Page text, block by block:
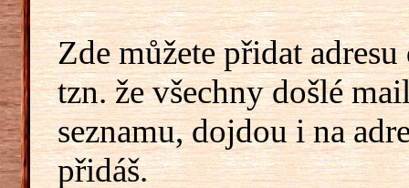
Zde můžete přidat
tzn. že všechny došlé
seznamu, dojdou i na
přidáš.